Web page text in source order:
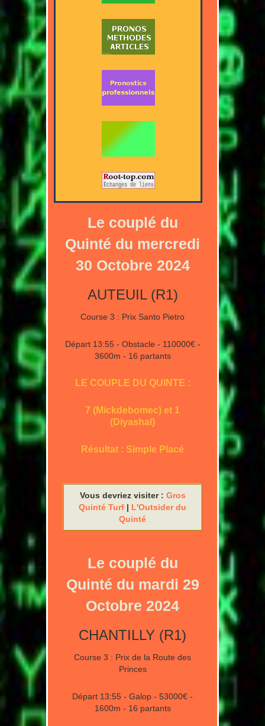
Le couplé du
Quinté du mercredi
30 Octobre 2024
AUTEUIL (R1)
Course 3 : Prix Santo Pietro
Départ 13:55 - Obstacle - 110000€ -
3600m - 16 partants
LE COUPLE DU QUINTE :
7 (Mickdebomec) et 1
(Diyashal)
Résultat : Simple Placé
Vous devriez visiter : Gros
Quinté Turf | L'Outsider du
Quinté
Le couplé du
Quinté du mardi 29
Octobre 2024
CHANTILLY (R1)
Course 3 : Prix de la Route des
Princes
Départ 13:55 - Galop - 53000€ -
1600m - 16 partants